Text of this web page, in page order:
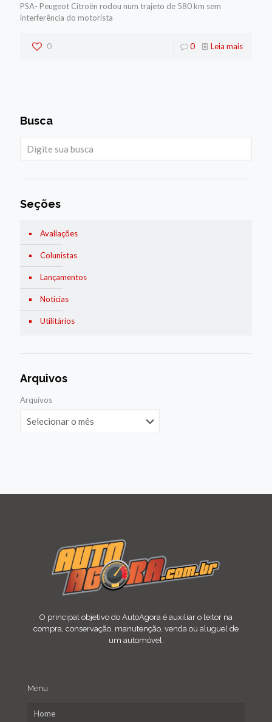
PSA- Peugeot Citroën rodou num trajeto de 580 km sem
interferência do motorista
0 0 Leia mais
Busca
Seções
Avaliações
Colunistas
Lançamentos
Notícias
Utilitários
Arquivos
Arquivos
O principal objetivo do AutoAgora é auxiliar o leitor na
compra, conservação, manutenção, venda ou aluguel de
um automóvel.
Menu
Home